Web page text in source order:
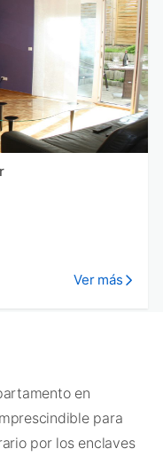
Ver más
en
para
por los enclaves